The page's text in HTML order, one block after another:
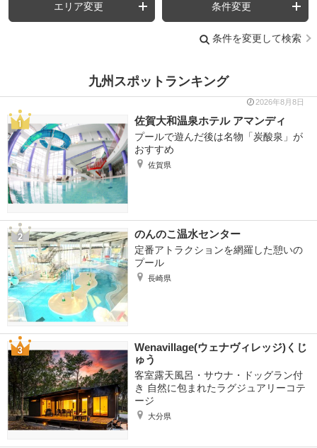
エリア変更 条件変更
条件を変更して検索
九州スポットランキング
2026年8月8日
佐賀大和温泉ホテル アマンディ
プールで遊んだ後は名物「炭酸泉」が
おすすめ
佐賀県
のんのこ温水センター
定番アトラクションを網羅した憩いの
プール
長崎県
Wenavillage(ウェナヴィレッジ)くじ
ゅう
客室露天風呂・サウナ・ドッグラン付
き 自然に包まれたラグジュアリーコテ
ージ
大分県